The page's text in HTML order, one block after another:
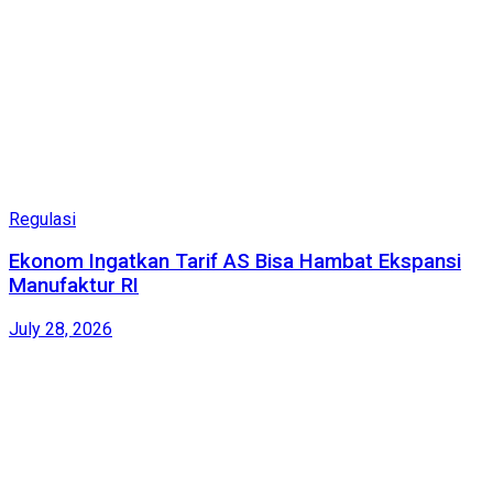
Regulasi
Ekonom Ingatkan Tarif AS Bisa Hambat Ekspansi
Manufaktur RI
July 28, 2026